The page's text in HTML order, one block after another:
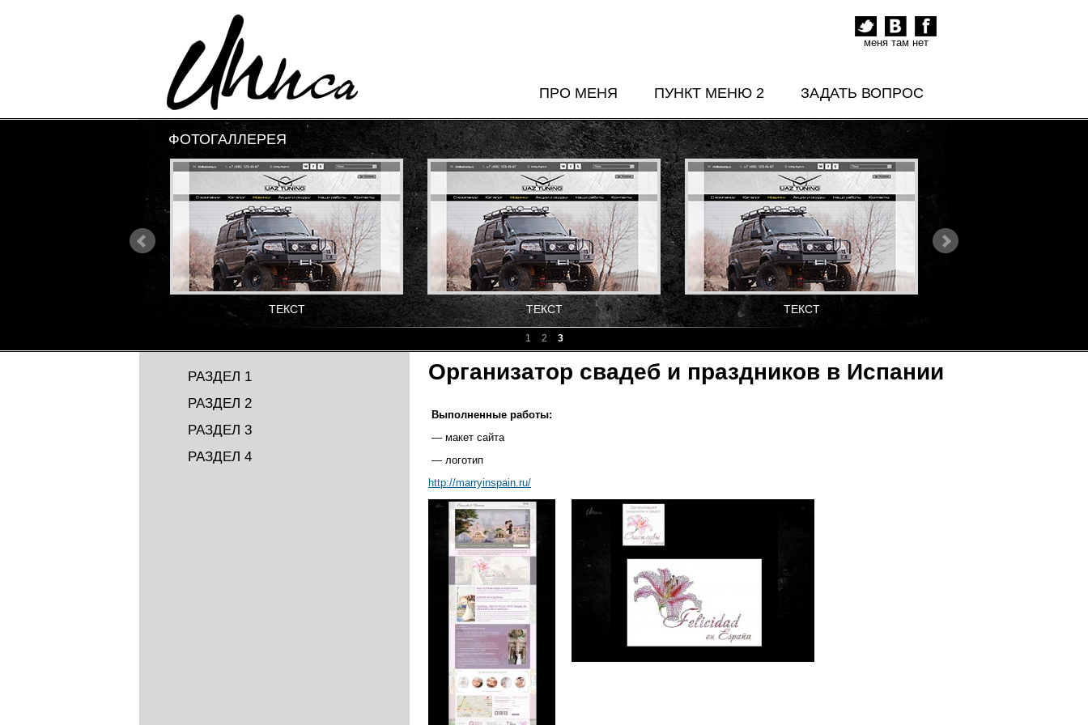
меня там нет
ПРО МЕНЯ ПУНКТ МЕНЮ 2 ЗАДАТЬ ВОПРОС
ФОТОГАЛЛЕРЕЯ
ТЕКСТ ТЕКСТ ТЕКСТ
1 2 3
Организатор свадеб и праздников в Испании
Выполненные работы:
— макет сайта
— логотип
http://marryinspain.ru/
РАЗДЕЛ 1
РАЗДЕЛ 2
РАЗДЕЛ 3
РАЗДЕЛ 4